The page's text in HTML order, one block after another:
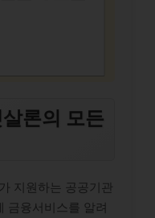
론의 모든
지원하는 공공기관
금융서비스를 알려